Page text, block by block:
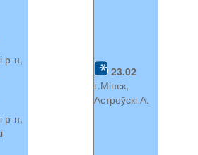
р-н,
р-н,
23.02
г.Мінск,
Астроўскі А.